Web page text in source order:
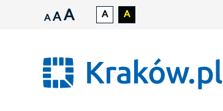
A A A A A